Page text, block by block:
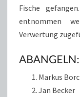
Fische
entnommen
Verwertung
ABANGELN:
Markus
Jan Becker